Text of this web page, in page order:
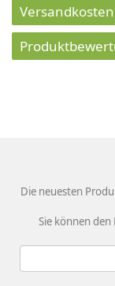
Versandkosten
Die neuesten
Sie können